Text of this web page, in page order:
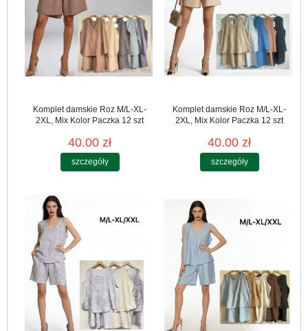
Komplet damskie Roz M/L-XL-
2XL, Mix Kolor Paczka 12 szt
40.00 zł
szczegóły
Komplet damskie Roz M/L-XL-
2XL, Mix Kolor Paczka 12 szt
40.00 zł
szczegóły